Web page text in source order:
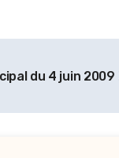
du 4 juin 2009